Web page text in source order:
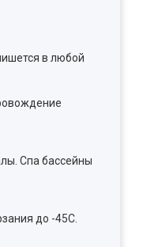
в любой
Спа бассейны
до -45С.